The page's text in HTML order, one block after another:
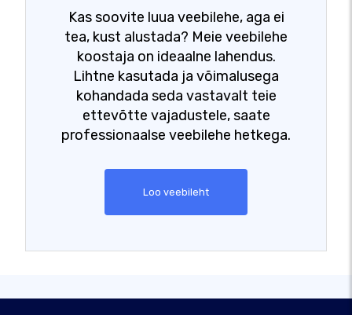
Kas soovite luua veebilehe, aga ei
tea, kust alustada? Meie veebilehe
koostaja on ideaalne lahendus.
Lihtne kasutada ja võimalusega
kohandada seda vastavalt teie
ettevõtte vajadustele, saate
professionaalse veebilehe hetkega.
Loo veebileht